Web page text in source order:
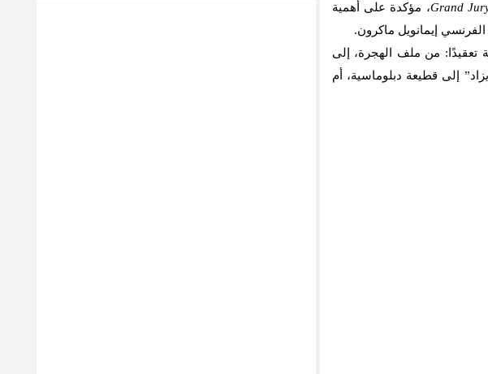
Grand، مؤكدة على أهمية
إيمانويل ماكرون.
تعقيدًا: من ملف الهجرة، إلى
إلى قطيعة دبلوماسية، أم